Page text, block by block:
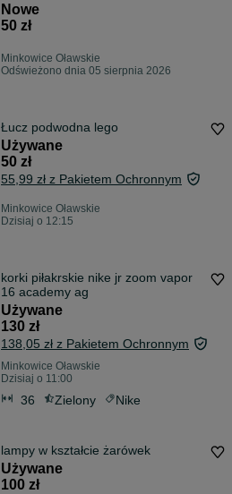
Nowe
50 zł
Minkowice Oławskie
Odświeżono dnia 05 sierpnia 2026
Łucz podwodna lego
Używane
50 zł
55,99 zł z Pakietem Ochronnym
Minkowice Oławskie
Dzisiaj o 12:15
korki piłakrskie nike jr zoom vapor
16 academy ag
Używane
130 zł
138,05 zł z Pakietem Ochronnym
Minkowice Oławskie
Dzisiaj o 11:00
36 Zielony Nike
lampy w kształcie żarówek
Używane
100 zł